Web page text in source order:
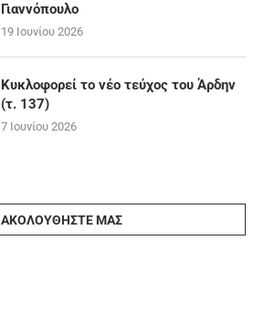
Γιαννόπουλο
19 Ιουνίου 2026
Κυκλοφορεί το νέο τεύχος του Άρδην
(τ. 137)
7 Ιουνίου 2026
ΑΚΟΛΟΥΘΉΣΤΕ ΜΑΣ